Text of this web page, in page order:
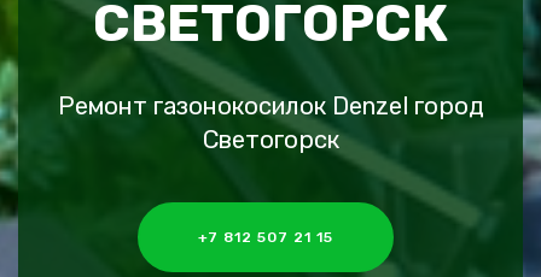
СВЕТОГОРСК
Ремонт газонокосилок Denzel город
Светогорск
+7 812 507 21 15